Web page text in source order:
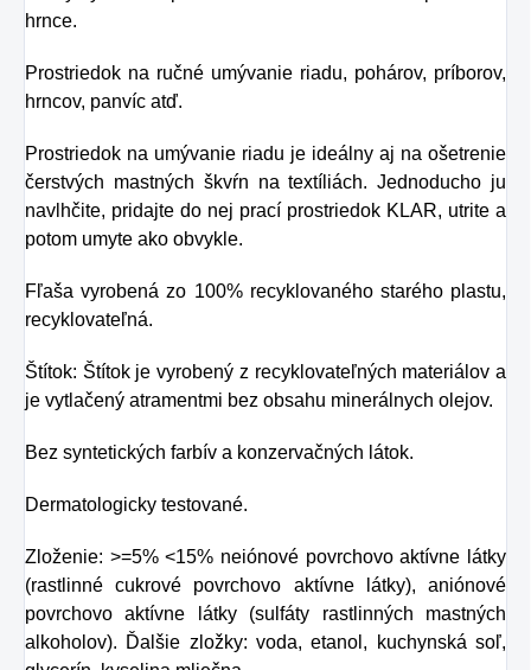
hrnce.
Prostriedok na ručné umývanie riadu, pohárov, príborov,
hrncov, panvíc atď.
Prostriedok na umývanie riadu je ideálny aj na ošetrenie
čerstvých mastných škvŕn na textíliách. Jednoducho ju
navlhčite, pridajte do nej prací prostriedok KLAR, utrite a
potom umyte ako obvykle.
Fľaša vyrobená zo 100% recyklovaného starého plastu,
recyklovateľná.
Štítok: Štítok je vyrobený z recyklovateľných materiálov a
je vytlačený atramentmi bez obsahu minerálnych olejov.
Bez syntetických farbív a konzervačných látok.
Dermatologicky testované.
Zloženie: >=5% <15% neiónové povrchovo aktívne látky
(rastlinné cukrové povrchovo aktívne látky), aniónové
povrchovo aktívne látky (sulfáty rastlinných mastných
alkoholov). Ďalšie zložky: voda, etanol, kuchynská soľ,